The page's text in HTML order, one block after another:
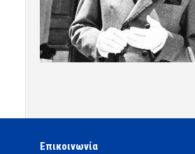
Επικοινωνία